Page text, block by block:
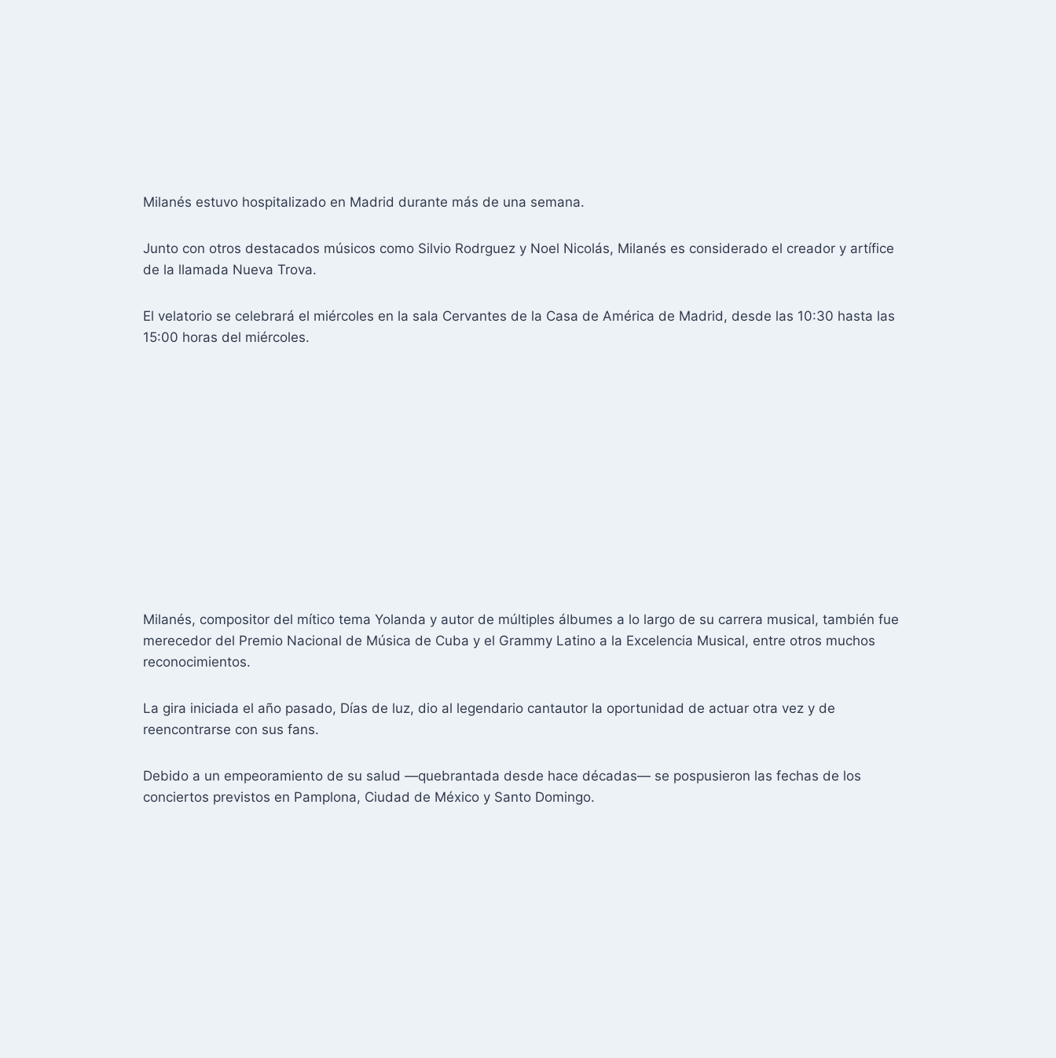
Milanés estuvo hospitalizado en Madrid durante más de una semana.
Junto con otros destacados músicos como Silvio Rodrguez y Noel Nicolás, Milanés es considerado el creador y artífice
de la llamada Nueva Trova.
El velatorio se celebrará el miércoles en la sala Cervantes de la Casa de América de Madrid, desde las 10:30 hasta las
15:00 horas del miércoles.
Milanés, compositor del mítico tema Yolanda y autor de múltiples álbumes a lo largo de su carrera musical, también fue
merecedor del Premio Nacional de Música de Cuba y el Grammy Latino a la Excelencia Musical, entre otros muchos
reconocimientos.
La gira iniciada el año pasado, Días de luz, dio al legendario cantautor la oportunidad de actuar otra vez y de
reencontrarse con sus fans.
Debido a un empeoramiento de su salud —quebrantada desde hace décadas— se pospusieron las fechas de los
conciertos previstos en Pamplona, Ciudad de México y Santo Domingo.